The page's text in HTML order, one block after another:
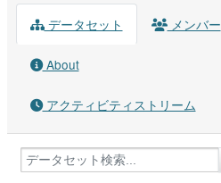
データセット メンバー
About
アクティビティストリーム